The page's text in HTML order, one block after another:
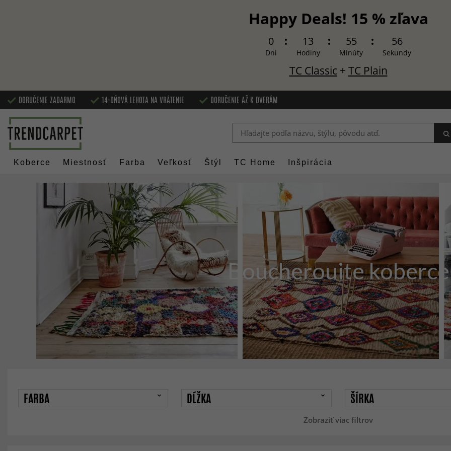
Happy Deals! 15 % zľava
0
Dni
13
Hodiny
55
Minúty
54
Sekundy
TC Classic + TC Plain
DORUČENIE ZADARMO 14-DŇOVÁ LEHOTA NA VRÁTENIE DORUČENIE AŽ K DVERÁM
Koberce Miestnosť Farba Veľkosť Štýl TC Home Inšpirácia
Boucherouite koberce
Zobraziť viac filtrov
FARBA DĹŽKA ŠÍRKA